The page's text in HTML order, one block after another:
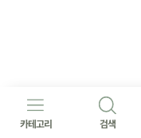
카테고리 검색